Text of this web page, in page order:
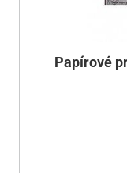
Papírové